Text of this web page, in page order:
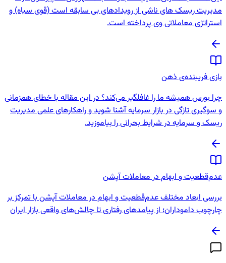
مدیریت ریسک های ناشی از رویدادهای بی سابقه است (قوی سیاه) و
استراتژی معاملاتی وی پرداخته است.
بازی فریبنده‌ی ذهن
چرا بورس همیشه ما را غافلگیر می‌کند؟ در این مقاله با خطای همزمانی
و سوگیری تازگی در بازار سرمایه آشنا شوید و راهکارهای علمی مدیریت
ریسک و سرمایه در شرایط بحرانی را بیاموزید.
عدم‌قطعیت و ابهام در معاملات آپشن
بررسی ابعاد مختلف عدم‌قطعیت و ابهام در معاملات آپشن با تمرکز بر
چارچوب داموداران؛ از پیامدهای رفتاری تا چالش‌های واقعی بازار ایران